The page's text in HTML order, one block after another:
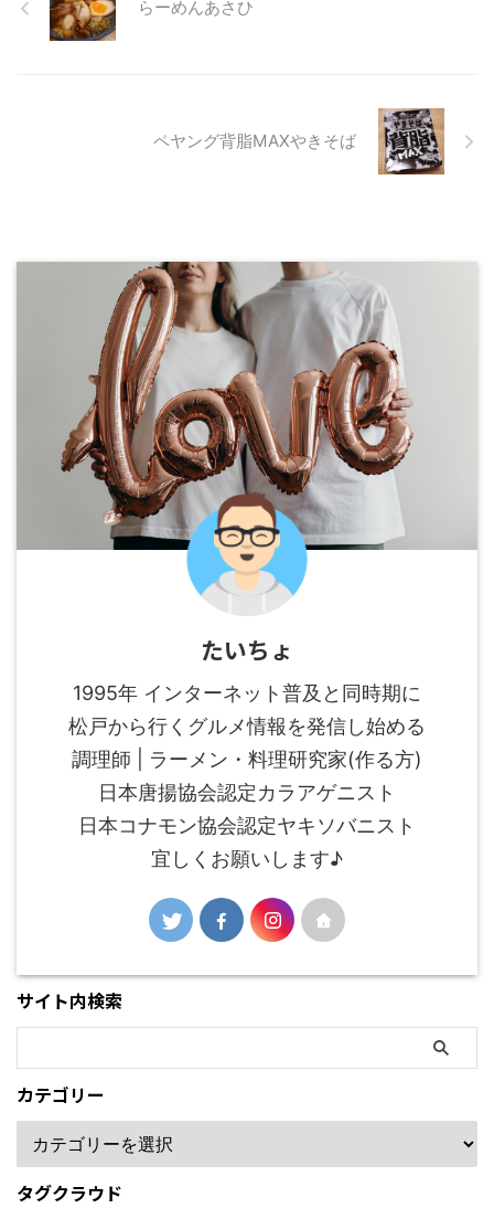
らーめんあさひ
ペヤング背脂MAXやきそば
たいちょ
1995年 インターネット普及と同時期に
松戸から行くグルメ情報を発信し始める
調理師 | ラーメン・料理研究家(作る方)
日本唐揚協会認定カラアゲニスト
日本コナモン協会認定ヤキソバニスト
宜しくお願いします♪
サイト内検索
カテゴリー
タグクラウド